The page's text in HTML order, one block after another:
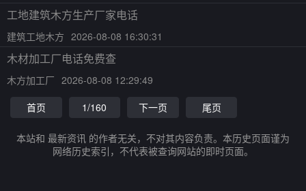
工地建筑木方生产厂家电话
建筑工地木方 2026-08-08 16:30:31
木材加工厂电话免费查
木方加工厂 2026-08-08 12:29:49
首页
1/160 下一页 尾页
本站和 最新资讯 的作者无关，不对其内容负责。本历史页面谨为
网络历史索引，不代表被查询网站的即时页面。